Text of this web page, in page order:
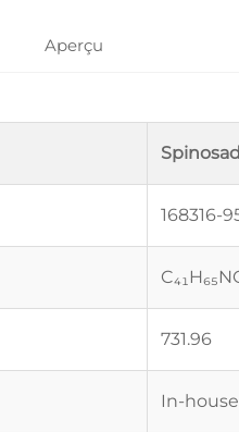
Aperçu
Spinosad
168316-
731.96
In-